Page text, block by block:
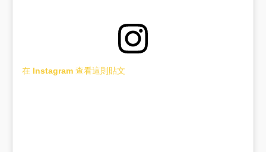
在 Instagram 查看這則貼文